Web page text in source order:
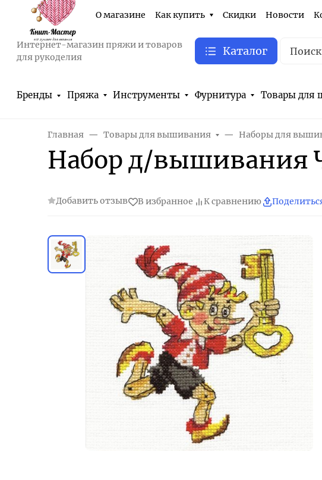
О магазине Как купить Скидки Новости
Интернет-магазин пряжи и товаров
для рукоделия
Каталог
Бренды Пряжа Инструменты Фурнитура Товары для
Главная Товары для вышивания Наборы для
Набор д/вышивания
Добавить отзыв В избранное К сравнению